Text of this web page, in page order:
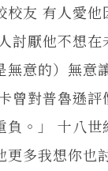
友 有人愛他
討厭他不想在
無意的）無意
曾對普魯遜評
負。」 十八世
更多我想你也